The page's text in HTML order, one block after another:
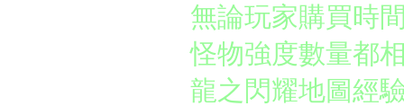
無論玩家購買時
怪物強度數量都
龍之閃耀地圖經